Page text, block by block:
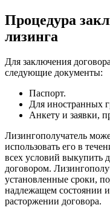
Процедура
лизинга
Для заключения
следующие документы:
Паспорт.
Для иностранных
Анкету и заявки,
Лизингополучатель
использовать его в
всех условий выкупить
договором.
установленные сроки,
надлежащем состоянии
расторжении договора.